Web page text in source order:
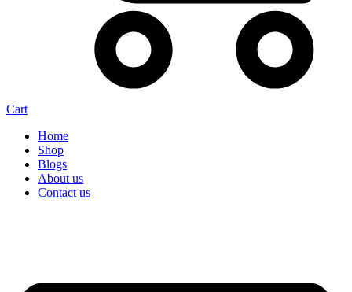
Cart
Home
Shop
Blogs
About us
Contact us